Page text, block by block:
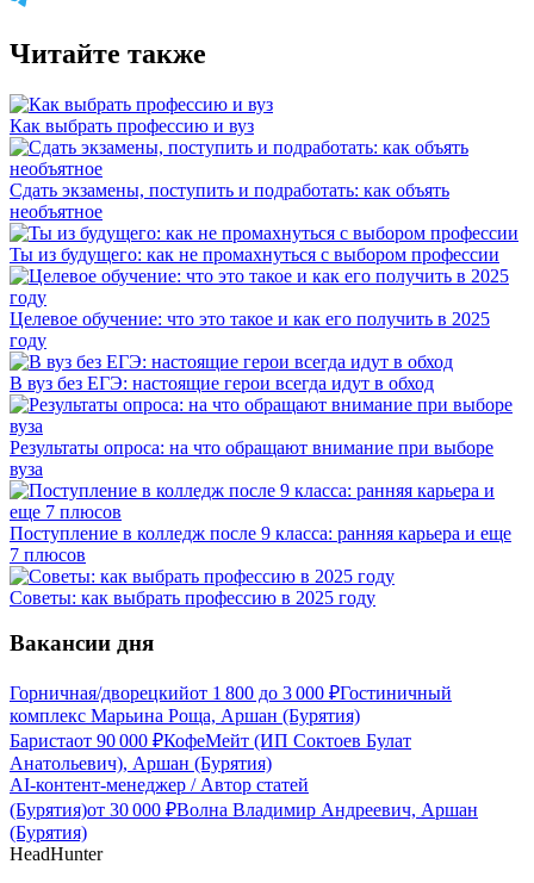
Читайте также
Как выбрать профессию и вуз
Сдать экзамены, поступить и подработать: как объять
необъятное
Ты из будущего: как не промахнуться с выбором профессии
Целевое обучение: что это такое и как его получить в 2025
году
В вуз без ЕГЭ: настоящие герои всегда идут в обход
Результаты опроса: на что обращают внимание при выборе
вуза
Поступление в колледж после 9 класса: ранняя карьера и еще
7 плюсов
Советы: как выбрать профессию в 2025 году
Вакансии дня
Горничная/дворецкийот 1 800 до 3 000 ₽Гостиничный
комплекс Марьина Роща, Аршан (Бурятия)
Баристаот 90 000 ₽КофеМейт (ИП Соктоев Булат
Анатольевич), Аршан (Бурятия)
AI-контент-менеджер / Автор статей
(Бурятия)от 30 000 ₽Волна Владимир Андреевич, Аршан
(Бурятия)
HeadHunter